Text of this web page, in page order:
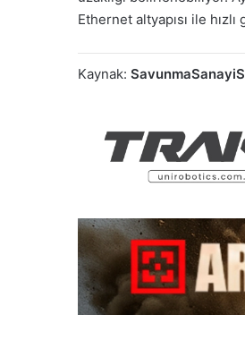
Ethernet altyapısı ile
Kaynak: